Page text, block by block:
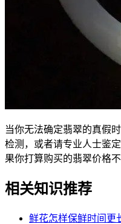
当你无法确定翡翠的真假
检测，或者请专业人士鉴
果你打算购买的翡翠价格
相关知识推荐
鲜花怎样保鲜时间更